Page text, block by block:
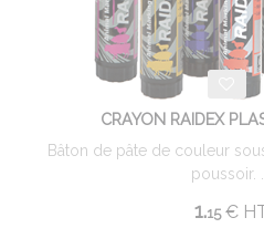
CRAYON RAIDEX
Bâton de pâte de couleur
poussoir. ...
1.15 €